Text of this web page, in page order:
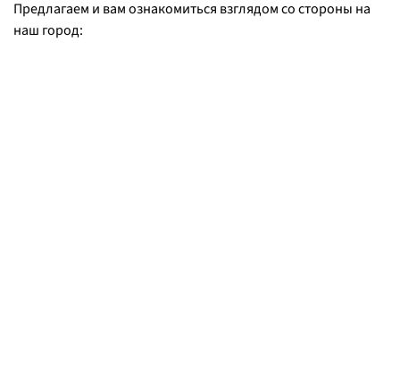
Предлагаем и вам ознакомиться взглядом со стороны на
наш город: